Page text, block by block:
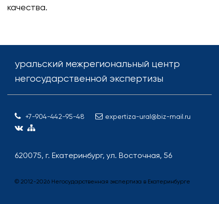
качества.
уральский межрегиональный центр
негосударственной экспертизы
+7-904-442-95-48 expertiza-ural@biz-mail.ru
620075, г. Екатеринбург, ул. Восточная, 56
© 2012-2026 Негосударственная экспертиза в Екатеринбурге